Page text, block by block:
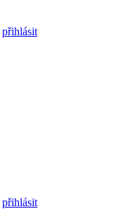
přihlásit
přihlásit